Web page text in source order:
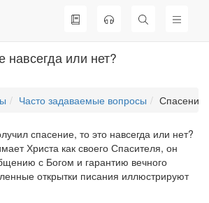
навсегда или нет?
Часто задаваемые вопросы Спасение
спасение, то это навсегда или нет?
Христа как своего Спасителя, он
с Богом и гарантию вечного
открытки писания иллюстрируют